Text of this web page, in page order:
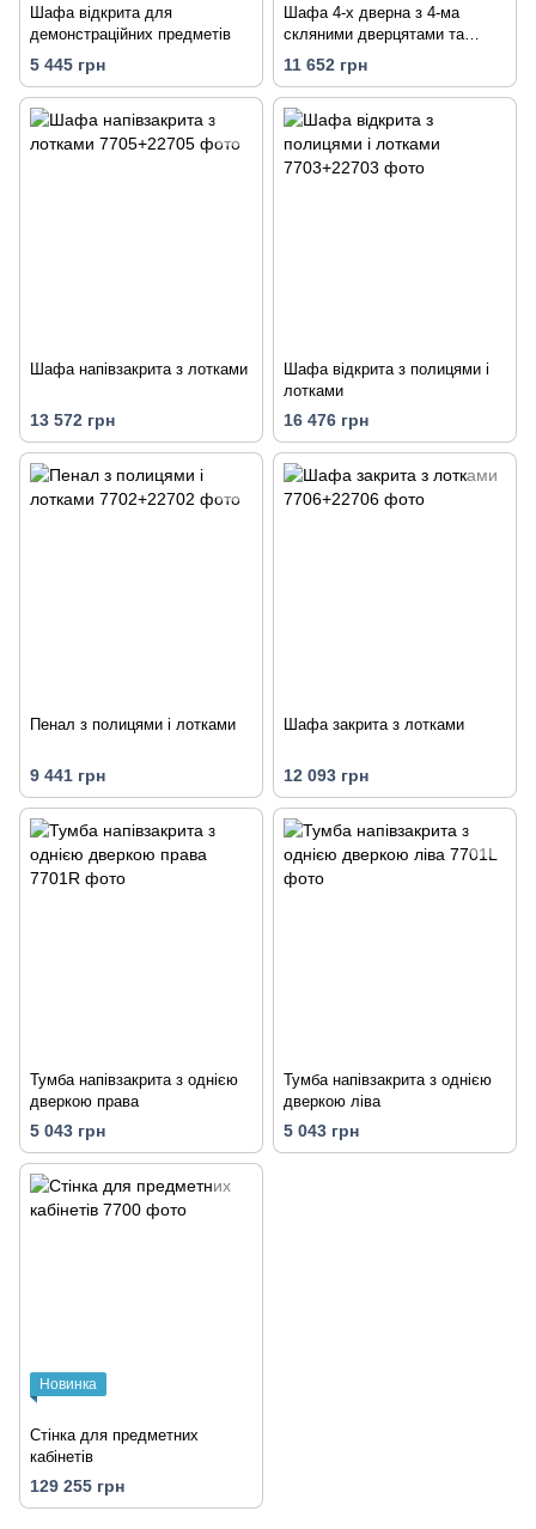
Шафа відкрита для
демонстраційних предметів
5 445 грн
Шафа 4-х дверна з 4-ма
скляними дверцятами та
полицями
11 652 грн
Шафа напівзакрита з лотками
13 572 грн
Шафа відкрита з полицями і
лотками
16 476 грн
Пенал з полицями і лотками
9 441 грн
Шафа закрита з лотками
12 093 грн
Тумба напівзакрита з однією
дверкою права
5 043 грн
Тумба напівзакрита з однією
дверкою ліва
5 043 грн
Новинка
Стінка для предметних
кабінетів
129 255 грн